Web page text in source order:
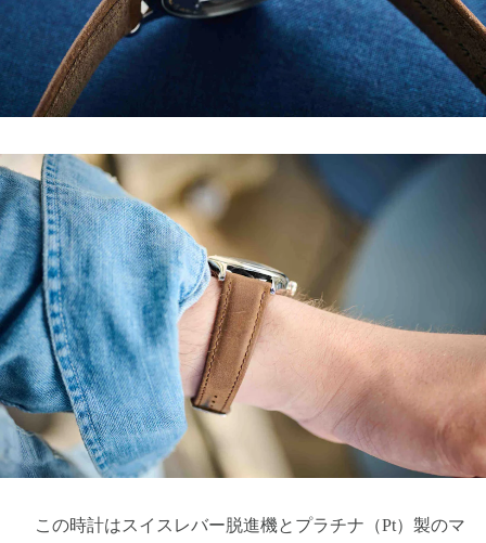
この時計はスイスレバー脱進機とプラチナ（Pt）製のマ